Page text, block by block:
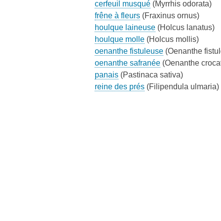
cerfeuil musqué (Myrrhis odorata)
frêne à fleurs (Fraxinus ornus)
houlque laineuse (Holcus lanatus)
houlque molle (Holcus mollis)
oenanthe fistuleuse (Oenanthe
oenanthe safranée (Oenanthe
panais (Pastinaca sativa)
reine des prés (Filipendula ulmaria)